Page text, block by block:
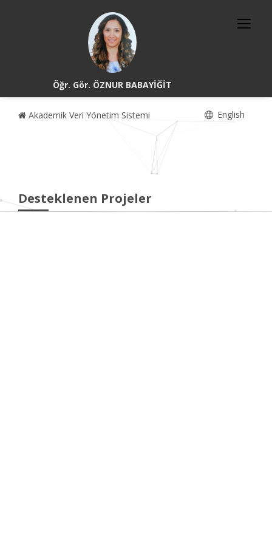
Öğr. Gör. ÖZNUR BABAYİĞİT
Akademik Veri Yönetim Sistemi English
Desteklenen Projeler